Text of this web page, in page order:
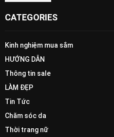
CATEGORIES
Kinh nghiệm mua sắm
HƯỚNG DẪN
Thông tin sale
LÀM ĐẸP
Tin Tức
Chăm sóc da
Thời trang nữ